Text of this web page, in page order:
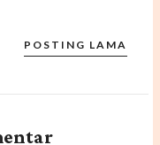
POSTING LAMA